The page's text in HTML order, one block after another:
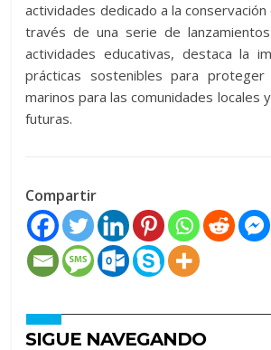
actividades dedicado a la
través de una serie de
actividades educativas, destaca la
prácticas sostenibles para proteger
marinos para las comunidades locales
futuras.
Compartir
SIGUE NAVEGANDO